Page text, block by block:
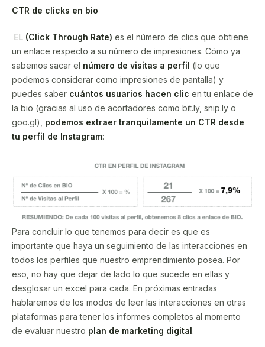
CTR de clicks en bio
EL (Click Through Rate) es el número de clics que obtiene
un enlace respecto a su número de impresiones. Cómo ya
sabemos sacar el número de visitas a perfil (lo que
podemos considerar como impresiones de pantalla) y
puedes saber cuántos usuarios hacen clic en tu enlace de
la bio (gracias al uso de acortadores como bit.ly, snip.ly o
goo.gl), podemos extraer tranquilamente un CTR desde
tu perfil de Instagram:
Para concluir lo que tenemos para decir es que es
importante que haya un seguimiento de las interacciones en
todos los perfiles que nuestro emprendimiento posea. Por
eso, no hay que dejar de lado lo que sucede en ellas y
desglosar un excel para cada. En próximas entradas
hablaremos de los modos de leer las interacciones en otras
plataformas para tener los informes completos al momento
de evaluar nuestro plan de marketing digital.